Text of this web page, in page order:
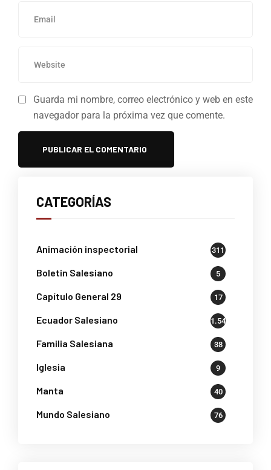
Guarda mi nombre, correo electrónico y web en este
navegador para la próxima vez que comente.
CATEGORÍAS
Animación inspectorial 311
Boletin Salesiano 5
Capítulo General 29 17
Ecuador Salesiano 1.541
Familia Salesiana 38
Iglesia 9
Manta 40
Mundo Salesiano 76